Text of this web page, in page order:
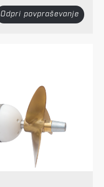
Odpri povpraševanje